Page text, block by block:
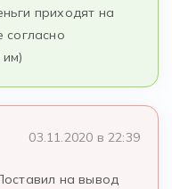
приходят на
согласно
03.11.2020 в 22:39
на вывод